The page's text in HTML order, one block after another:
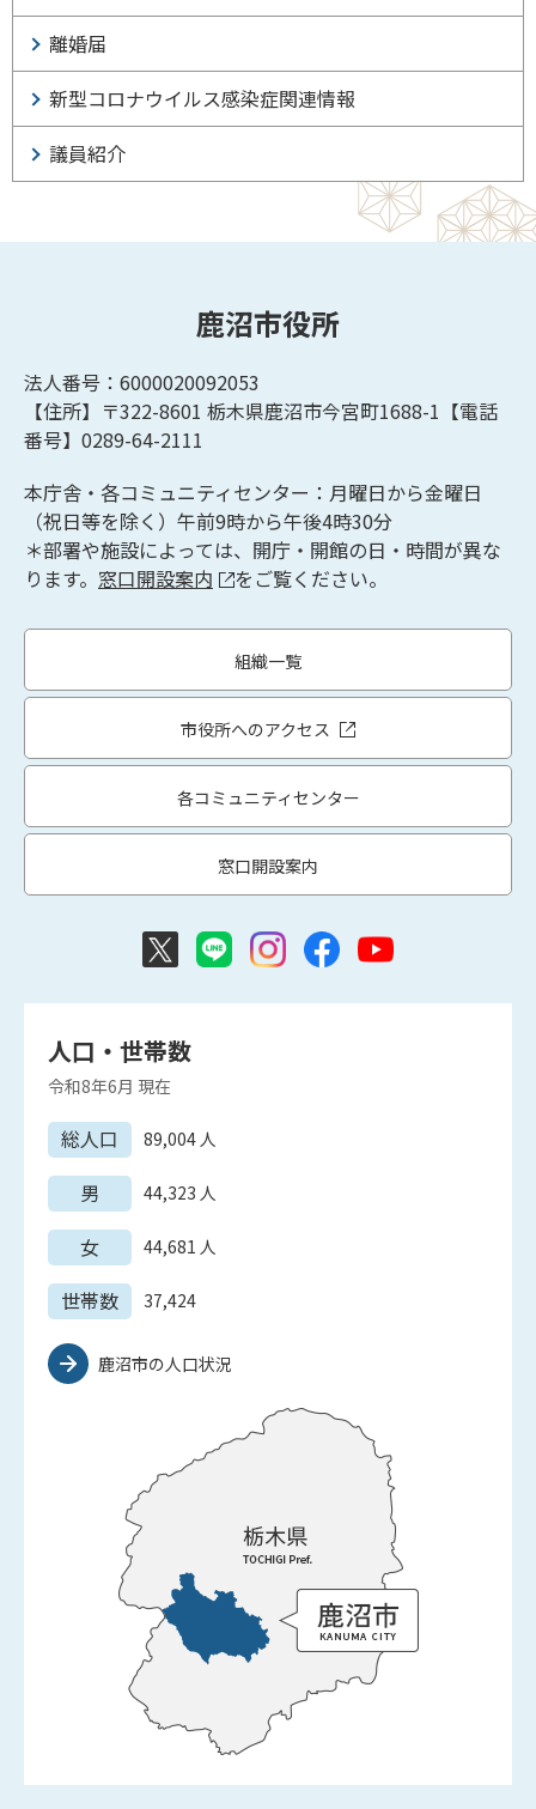
離婚届
新型コロナウイルス感染症関連情報
議員紹介
鹿沼市役所
法人番号：6000020092053
【住所】〒322-8601 栃木県鹿沼市今宮町1688-1【電話
番号】0289-64-2111
本庁舎・各コミュニティセンター：月曜日から金曜日
（祝日等を除く）午前9時から午後4時30分
＊部署や施設によっては、開庁・開館の日・時間が異な
ります。 窓口開設案内 をご覧ください。
組織一覧
市役所へのアクセス
各コミュニティセンター
窓口開設案内
人口・世帯数
令和8年6月 現在
総人口 89,004 人
男 44,323 人
女 44,681 人
世帯数 37,424
鹿沼市の人口状況